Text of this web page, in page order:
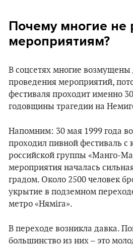
Почему многие не
мероприятиям?
В соцсетях многие возмущены
проведения мероприятий,
фестиваля проходит именно
годовщины трагедии на
Напомним: 30 мая 1999 года
проходил пивной фестиваль с
российской группы «Манго-
мероприятия началась
градом. Около 2500 человек
укрытие в подземном
метро «Няміга».
В переходе возникла давка.
большинство из них – это